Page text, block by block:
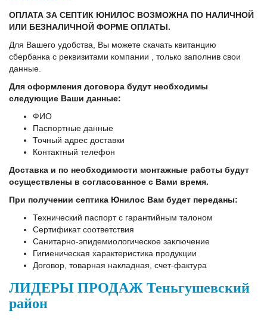
ОПЛАТА ЗА СЕПТИК ЮНИЛОС ВОЗМОЖНА ПО НАЛИЧНОЙ
ИЛИ БЕЗНАЛИЧНОЙ ФОРМЕ ОПЛАТЫ.
Для Вашего удобства, Вы можете скачать квитанцию
сбербанка с реквизитами компании , только заполнив свои
данные.
Для оформления договора будут необходимы
следующие Ваши данные:
ФИО
Паспортные данные
Точный адрес доставки
Контактный телефон
Доставка и по необходимости монтажные работы будут
осуществлены в согласованное с Вами время.
При получении септика Юнилос Вам будет переданы:
Технический паспорт с гарантийным талоном
Сертификат соответствия
Санитарно-эпидемиологическое заключение
Гигиеническая характеристика продукции
Договор, товарная накладная, счет-фактура
ЛИДЕРЫ ПРОДАЖ Теньгушевский
район